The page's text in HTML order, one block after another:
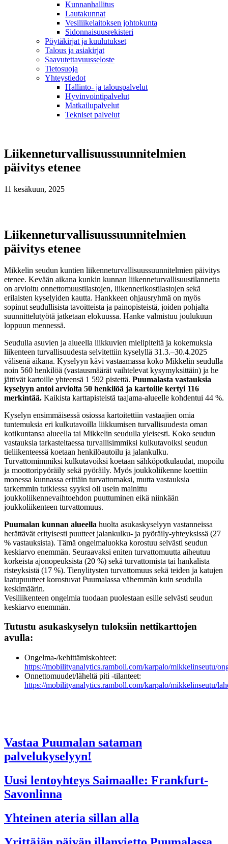
Kunnanhallitus
Lautakunnat
Vesiliikelaitoksen johtokunta
Sidonnaisuusrekisteri
Pöytäkirjat ja kuulutukset
Talous ja asiakirjat
Saavutettavuusseloste
Tietosuoja
Yhteystiedot
Hallinto- ja talouspalvelut
Hyvinvointipalvelut
Matkailupalvelut
Tekniset palvelut
Liikenneturvallisuussuunnitelmien
päivitys etenee
11 kesäkuun, 2025
Liikenneturvallisuussuunnitelmien
päivitys etenee
Mikkelin seudun kuntien liikenneturvallisuussuunnitelmien päivitys
etenee. Kevään aikana kunkin kunnan liikenneturvallisuustilannetta
on arvioitu onnettomuustilastojen, liikennerikostilastojen sekä
erilaisten kyselyiden kautta. Hankkeen ohjausryhmä on myös
sopinut seudullisista tavoitteista ja painopisteistä, joiden pohjalta
suunnittelutyötä jatketaan elokuussa. Hanke valmistuu joulukuun
loppuun mennessä.
Seudulla asuvien ja alueella liikkuvien mielipiteitä ja kokemuksia
liikenteen turvallisuudesta selvitettiin kyselyllä 31.3.–30.4.2025
välisenä aikana. Kyselyyn kävi vastaamassa koko Mikkelin seudulla
noin 560 henkilöä (vastausmäärät vaihtelevat kysymyksittäin) ja he
jättivät kartoille yhteensä 1 592 pistettä. Puumalasta vastauksia
kyselyyn antoi arviolta 50 henkilöä ja kartoille kertyi 116
merkintää. Kaikista karttapisteistä taajama-alueelle kohdentui 44 %.
Kyselyn ensimmäisessä osiossa kartoitettiin vastaajien omia
tuntemuksia eri kulkutavoilla liikkumisen turvallisuudesta oman
kotikuntansa alueella tai Mikkelin seudulla yleisesti. Koko seudun
vastauksia tarkasteltaessa turvallisimmiksi kulkutavoiksi seudun
tieliikenteessä koetaan henkilöautoilu ja jalankulku.
Turvattomimmiksi kulkutavoiksi koetaan sähköpotkulaudat, mopoilu
ja moottoripyöräily sekä pyöräily. Myös joukkoliikenne koettiin
monessa kunnassa erittäin turvattomaksi, mutta vastauksia
tarkemmin tutkiessa syyksi oli usein mainittu
joukkoliikennevaihtoehdon puuttuminen eikä niinkään
joukkoliikenteen turvattomuus.
Puumalan kunnan alueella huolta asukaskyselyyn vastanneissa
herättävät erityisesti puutteet jalankulku- ja pyöräily-yhteyksissä (27
% vastauksista). Tämä ongelmaluokka korostuu selvästi seudun
keskiarvo enemmän. Seuraavaksi eniten turvattomuutta aiheutuu
korkeista ajonopeuksista (20 %) sekä turvattomista tai hankalista
risteyksistä (17 %). Tienylitysten turvattomuus sekä teiden ja katujen
laatupuutteet korostuvat Puumalassa vähemmän kuin seudulla
keskimäärin.
Vesiliikenteen ongelmia tuodaan puolestaan esille selvästi seudun
keskiarvo enemmän.
Tutustu asukaskyselyn tuloksiin nettikarttojen
avulla:
Ongelma-/kehittämiskohteet:
https://mobilityanalytics.ramboll.com/karpalo/mikkelinseutu/
Onnettomuudet/läheltä piti -tilanteet:
https://mobilityanalytics.ramboll.com/karpalo/mikkelinseutu/
Vastaa Puumalan sataman
palvelukyselyyn!
Uusi lentoyhteys Saimaalle: Frankfurt-
Savonlinna
Yhteinen ateria sillan alla